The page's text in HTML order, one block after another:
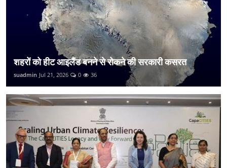
शहरों को हीट आइलैंड बनने से रोकने की सरकारी कसरत
suadmin Jul 21, 2026 0 36